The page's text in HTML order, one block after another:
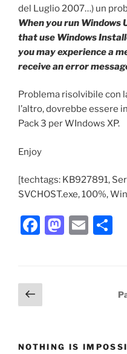
del Luglio 2007…) un
When you run Windows
that use Windows
you may experience a
receive an error
Problema risolvibile con
l’altro, dovrebbe essere
Pack 3 per WIndows XP.
Enjoy
[techtags: KB927891,
SVCHOST.exe, 100%,
F
e
b
o
M
n
E
Paginazione
degli
Pagina
precedente
NOTHING IS